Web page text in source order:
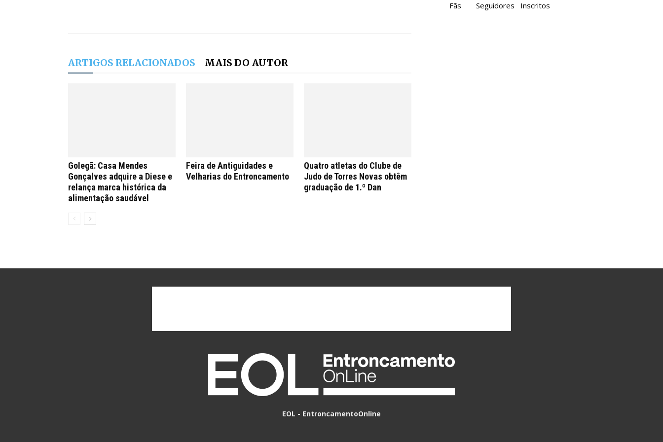
ARTIGOS RELACIONADOS MAIS DO AUTOR
Golegã: Casa Mendes
Gonçalves adquire a Diese e
relança marca histórica da
alimentação saudável
Feira de Antiguidades e
Velharias do Entroncamento
Quatro atletas do Clube de
Judo de Torres Novas obtêm
graduação de 1.º Dan
Fãs Seguidores Inscritos
EOL - EntroncamentoOnline